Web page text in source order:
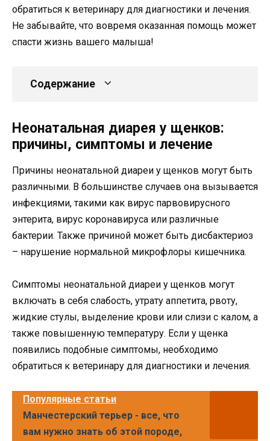
обратиться к ветеринару для диагностики и лечения.
Не забывайте, что вовремя оказанная помощь может
спасти жизнь вашего малыша!
Содержание
Неонатальная диарея у щенков:
причины, симптомы и лечение
Причины неонатальной диареи у щенков могут быть
различными. В большинстве случаев она вызывается
инфекциями, такими как вирус парвовирусного
энтерита, вирус коронавируса или различные
бактерии. Также причиной может быть дисбактериоз
– нарушение нормальной микрофлоры кишечника.
Симптомы неонатальной диареи у щенков могут
включать в себя слабость, утрату аппетита, рвоту,
жидкие стулы, выделение крови или слизи с калом, а
также повышенную температуру. Если у щенка
появились подобные симптомы, необходимо
обратиться к ветеринару для диагностики и лечения.
Популярные статьи
Манчестерский терьер - все, что
вам нужно знать об этой породе,